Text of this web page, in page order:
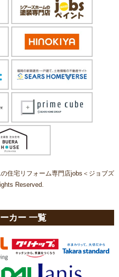
住宅リフォーム専門店jobs＜ジョブズ
Reserved.
カー 一覧